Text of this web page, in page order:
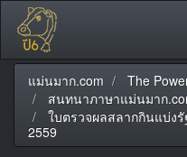
แม่นมาก.com
The
สนทนาภาษาแม่นมาก
ใบตรวจผลสลากกินแบ่ง
2559